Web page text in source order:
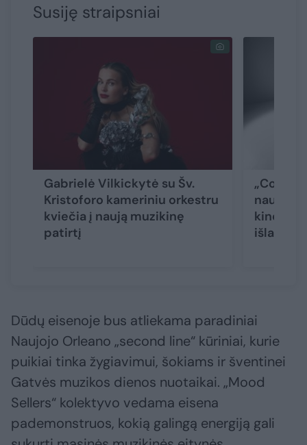
Susiję straipsniai
Gabrielė Vilkickytė su Šv.
Kristoforo kameriniu orkestru
kviečia į naują muzikinę
patirtį
naują
Dūdų eisenoje bus atliekama paradiniai
Naujojo Orleano „second line“ kūriniai, kurie
puikiai tinka žygiavimui, šokiams ir šventinei
Gatvės muzikos dienos nuotaikai. „Mood
Sellers“ kolektyvo vedama eisena
pademonstruos, kokią galingą energiją gali